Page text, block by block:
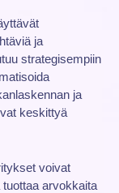
ja
strategisempiin
ja
keskittyä
voivat
arvokkaita